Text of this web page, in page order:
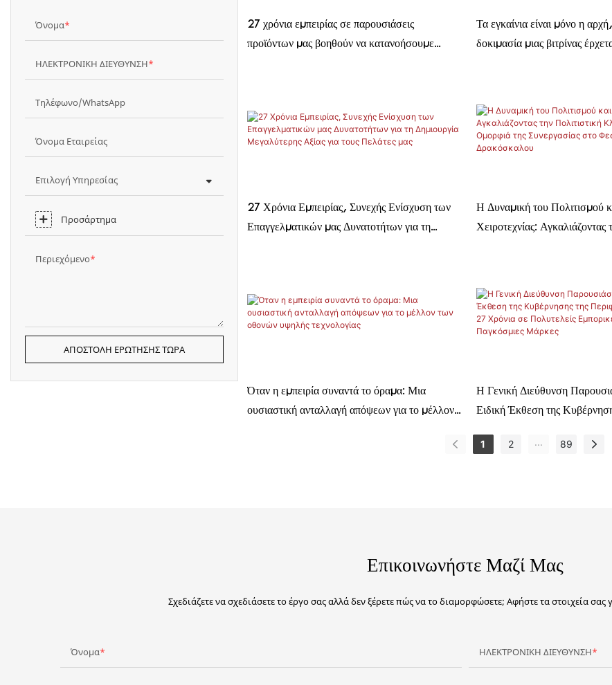
Όνομα
ΗΛΕΚΤΡΟΝΙΚΗ ΔΙΕΥΘΥΝΣΗ
Τηλέφωνο/WhatsApp
Όνομα Εταιρείας
Επιλογή Υπηρεσίας
Προσάρτημα
Περιεχόμενο
ΑΠΟΣΤΟΛΉ ΕΡΏΤΗΣΗΣ ΤΏΡΑ
27 χρόνια εμπειρίας σε παρουσιάσεις
προϊόντων μας βοηθούν να κατανοήσουμε
Τα εγκαίνια είναι μόνο η
δοκιμασία μιας βιτρίνας
27 Χρόνια Εμπειρίας, Συνεχής Ενίσχυση των
Επαγγελματικών μας Δυνατοτήτων για τη
Η Δυναμική του Πολιτισμού
Χειροτεχνίας: Αγκαλιάζοντας
Όταν η εμπειρία συναντά το όραμα: Μια
ουσιαστική ανταλλαγή απόψεων για το μέλλον
Η Γενική Διεύθυνση
Ειδική Έκθεση της
Πολυτελείς Εμπορικές
1 2 ... 89
Επικοινωνήστε Μαζί Μας
Σχεδιάζετε να σχεδιάσετε το έργο σας αλλά δεν ξέρετε πώς να το διαμορφώσετε; Αφήστε τα στοιχεία
Όνομα ΗΛΕΚΤΡΟΝΙΚΗ ΔΙΕΥΘΥΝΣΗ